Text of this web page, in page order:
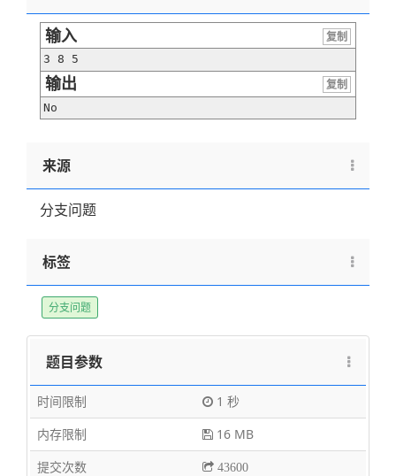
输入
复制
3 8 5
输出
复制
No
来源
分支问题
标签
分支问题
题目参数
时间限制
1 秒
内存限制
16 MB
提交次数
43600